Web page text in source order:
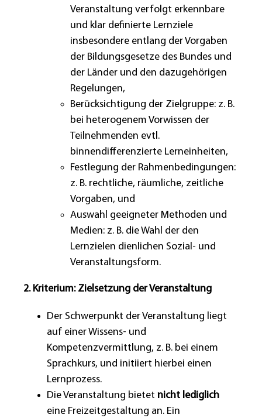
Veranstaltung verfolgt erkennbare
und klar definierte Lernziele
insbesondere entlang der Vorgaben
der Bildungsgesetze des Bundes und
der Länder und den dazugehörigen
Regelungen,
Berücksichtigung der Zielgruppe: z. B.
bei heterogenem Vorwissen der
Teilnehmenden evtl.
binnendifferenzierte Lerneinheiten,
Festlegung der Rahmenbedingungen:
z. B. rechtliche, räumliche, zeitliche
Vorgaben, und
Auswahl geeigneter Methoden und
Medien: z. B. die Wahl der den
Lernzielen dienlichen Sozial- und
Veranstaltungsform.
2. Kriterium: Zielsetzung der Veranstaltung
Der Schwerpunkt der Veranstaltung liegt
auf einer Wissens- und
Kompetenzvermittlung, z. B. bei einem
Sprachkurs, und initiiert hierbei einen
Lernprozess.
Die Veranstaltung bietet nicht lediglich
eine Freizeitgestaltung an. Ein